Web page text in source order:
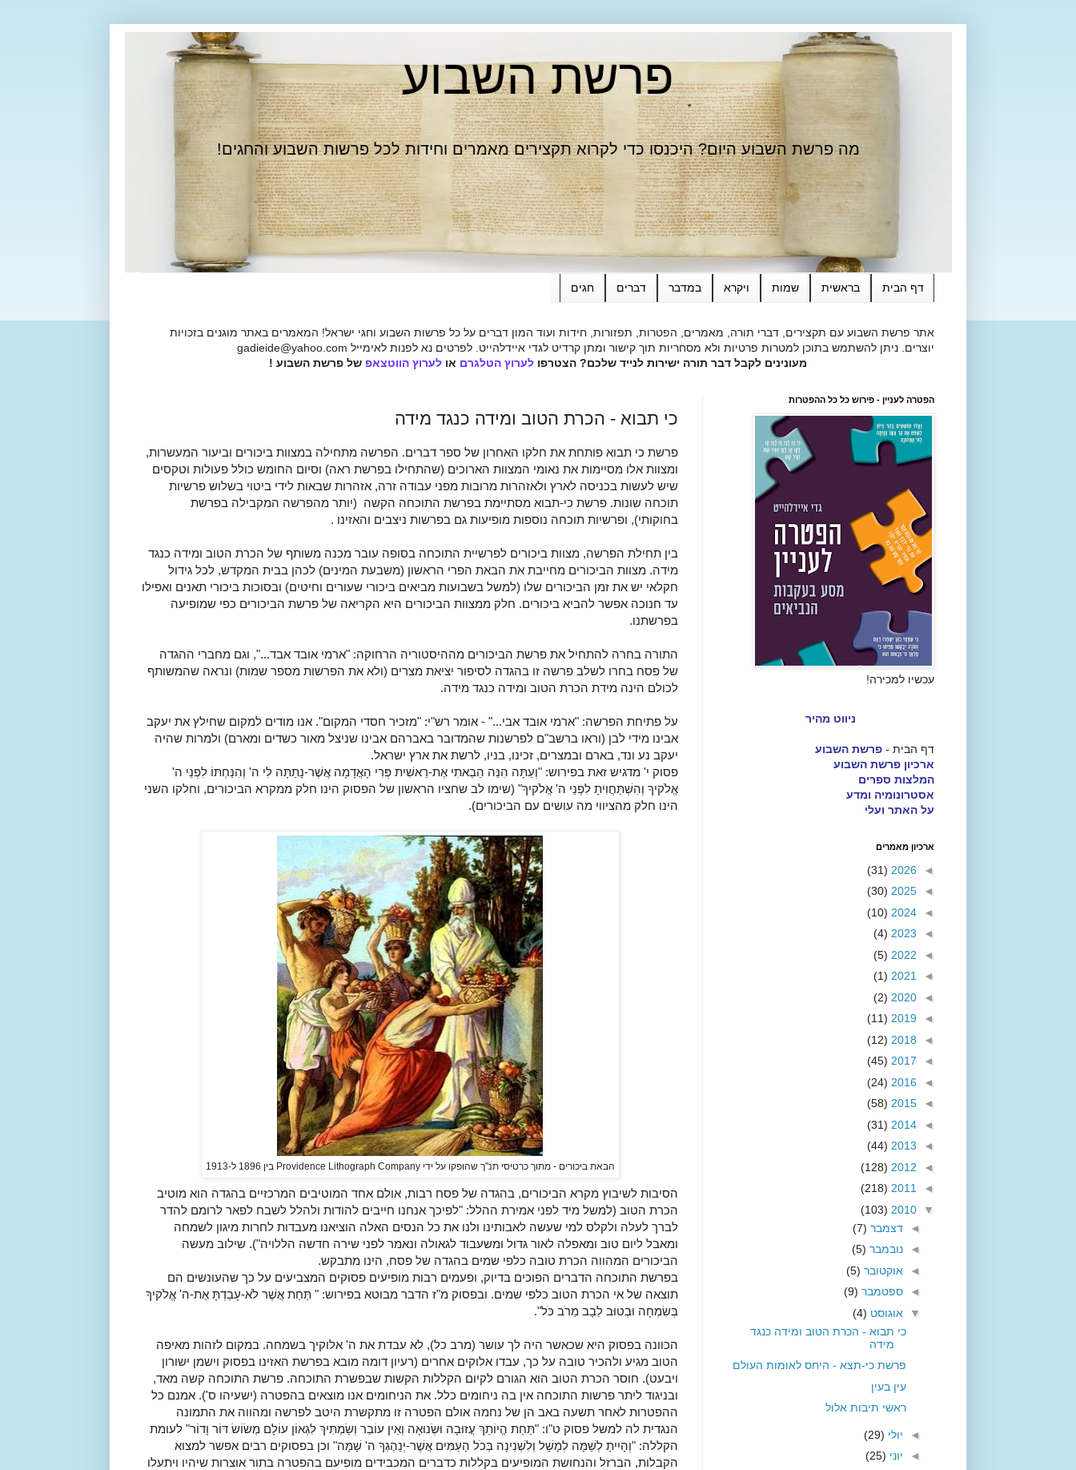
פרשת השבוע
מה פרשת השבוע היום? היכנסו כדי לקרוא תקצירים מאמרים וחידות לכל פרשות השבוע והחגים!
דף הבית בראשית שמות ויקרא במדבר דברים חגים
אתר פרשת השבוע עם תקצירים, דברי תורה, מאמרים, הפטרות, תפזורות, חידות ועוד המון דברים על כל פרשות השבוע וחגי ישראל! המאמרים באתר מוגנים בזכויות
יוצרים. ניתן להשתמש בתוכן למטרות פרטיות ולא מסחריות תוך קישור ומתן קרדיט לגדי איידלהייט. לפרטים נא לפנות לאימייל gadieide@yahoo.com
מעונינים לקבל דבר תורה ישירות לנייד שלכם? הצטרפו לערוץ הטלגרם או לערוץ הווטצאפ של פרשת השבוע !
כי תבוא - הכרת הטוב ומידה כנגד מידה
פרשת כי תבוא פותחת את חלקו האחרון של ספר דברים. הפרשה מתחילה במצוות ביכורים וביעור המעשרות,
ומצוות אלו מסיימות את נאומי המצוות הארוכים (שהתחילו בפרשת ראה) וסיום החומש כולל פעולות וטקסים
שיש לעשות בכניסה לארץ ולאזהרות מרובות מפני עבודה זרה, אזהרות שבאות לידי ביטוי בשלוש פרשיות
תוכחה שונות. פרשת כי-תבוא מסתיימת בפרשת התוכחה הקשה (יותר מהפרשה המקבילה בפרשת
בחוקותי), ופרשיות תוכחה נוספות מופיעות גם בפרשות ניצבים והאזינו .
בין תחילת הפרשה, מצוות ביכורים לפרשיית התוכחה בסופה עובר מכנה משותף של הכרת הטוב ומידה כנגד
מידה. מצוות הביכורים מחייבת את הבאת הפרי הראשון (משבעת המינים) לכהן בבית המקדש, לכל גידול
חקלאי יש את זמן הביכורים שלו (למשל בשבועות מביאים ביכורי שעורים וחיטים) ובסוכות ביכורי תאנים ואפילו
עד חנוכה אפשר להביא ביכורים. חלק ממצוות הביכורים היא הקריאה של פרשת הביכורים כפי שמופיעה
בפרשתנו.
התורה בחרה להתחיל את פרשת הביכורים מההיסטוריה הרחוקה: "ארמי אובד אבד...", וגם מחברי ההגדה
של פסח בחרו לשלב פרשה זו בהגדה לסיפור יציאת מצרים (ולא את הפרשות מספר שמות) ונראה שהמשותף
לכולם הינה מידת הכרת הטוב ומידה כנגד מידה.
על פתיחת הפרשה: "ארמי אובד אבי..." - אומר רש"י: "מזכיר חסדי המקום". אנו מודים למקום שחילץ את יעקב
אבינו מידי לבן (וראו ברשב"ם לפרשנות שהמדובר באברהם אבינו שניצל מאור כשדים ומארם) ולמרות שהיה
יעקב נע ונד, בארם ובמצרים, זכינו, בניו, לרשת את ארץ ישראל.
פסוק י' מדגיש זאת בפירוש: "וְעַתָּה הִנֵּה הֵבֵאתִי אֶת-רֵאשִׁית פְּרִי הָאֲדָמָה אֲשֶׁר-נָתַתָּה לִּי ה' וְהִנַּחְתּוֹ לִפְנֵי ה'
אֱלֹקיךָ וְהִשְׁתַּחֲוִיתָ לִפְנֵי ה' אֱלֹקיךָ" (שימו לב שחציו הראשון של הפסוק הינו חלק ממקרא הביכורים, וחלקו השני
הינו חלק מהציווי מה עושים עם הביכורים).
הבאת ביכורים - מתוך כרטיסי תנ"ך שהופקו על ידי Providence Lithograph Company בין 1896 ל-1913
הסיבות לשיבוץ מקרא הביכורים, בהגדה של פסח רבות, אולם אחד המוטיבים המרכזיים בהגדה הוא מוטיב
הכרת הטוב (למשל מיד לפני אמירת ההלל: "לפיכך אנחנו חייבים להודות ולהלל לשבח לפאר לרומם להדר
לברך לעלה ולקלס למי שעשה לאבותינו ולנו את כל הנסים האלה הוציאנו מעבדות לחרות מיגון לשמחה
ומאבל ליום טוב ומאפלה לאור גדול ומשעבוד לגאולה ונאמר לפני שירה חדשה הללויה"). שילוב מעשה
הביכורים המהווה הכרת טובה כלפי שמים בהגדה של פסח, הינו מתבקש.
בפרשת התוכחה הדברים הפוכים בדיוק, ופעמים רבות מופיעים פסוקים המצביעים על כך שהעונשים הם
תוצאה של אי הכרת הטוב כלפי שמים. ובפסוק מ"ז הדבר מבוטא בפירוש: " תַּחַת אֲשֶׁר לֹא-עָבַדְתָּ אֶת-ה' אֱלֹקיךָ
בְּשִׂמְחָה וּבְטוּב לֵבָב מֵרֹב כֹּל".
הכוונה בפסוק היא שכאשר היה לך עושר (מרב כל), לא עבדת את ה' אלוקיך בשמחה. במקום לזהות מאיפה
הטוב מגיע ולהכיר טובה על כך, עבדו אלוקים אחרים (רעיון דומה מובא בפרשת האזינו בפסוק וישמן ישורון
ויבעט). חוסר הכרת הטוב הוא הגורם לקיום הקללות הקשות שבפשרת התוכחה. פרשת התוכחה קשה מאד,
ובניגוד ליתר פרשות התוכחה אין בה ניחומים כלל. את הניחומים אנו מוצאים בהפטרה (ישעיהו ס'). אמנם כל
ההפטרות לאחר תשעה באב הן של נחמה אולם הפטרה זו מתקשרת היטב לפרשה ומהווה את התמונה
הנגדית לה למשל פסוק ט"ו: "תַּחַת הֱיוֹתֵךְ עֲזוּבָה וּשְׂנוּאָה וְאֵין עוֹבֵר וְשַׂמְתִּיךְ לִגְאוֹן עוֹלָם מְשׂוֹשׂ דּוֹר וָדוֹר" לעומת
הקללה: "וְהָיִיתָ לְשַׁמָּה לְמָשָׁל וְלִשְׁנִינָה בְּכֹל הָעַמִּים אֲשֶׁר-יְנַהֶגְךָ ה' שָׁמָּה" וכן בפסוקים רבים אפשר למצוא
הקבלות, הברזל והנחושת המופיעים בקללות כדברים המכבידים מופיעם בהפטרה בתור אוצרות שיהיו ויתעלו
הפטרה לעניין - פירוש כל כל ההפטרות
עכשיו למכירה!
ניווט מהיר
דף הבית - פרשת השבוע
ארכיון פרשת השבוע
המלצות ספרים
אסטרונומיה ומדע
על האתר ועלי
ארכיון מאמרים
◄
2026
(31)
◄
2025
(30)
◄
2024
(10)
◄
2023
(4)
◄
2022
(5)
◄
2021
(1)
◄
2020
(2)
◄
2019
(11)
◄
2018
(12)
◄
2017
(45)
◄
2016
(24)
◄
2015
(58)
◄
2014
(31)
◄
2013
(44)
◄
2012
(128)
◄
2011
(218)
▼
2010
(103)
◄ דצמבר (7)
◄ נובמבר (5)
◄ אוקטובר (5)
◄ ספטמבר (9)
▼ אוגוסט (4)
כי תבוא - הכרת הטוב ומידה כנגד
מידה
פרשת כי-תצא - היחס לאומות העולם
עין בעין
ראשי תיבות אלול
◄ יולי (29)
◄ יוני (25)